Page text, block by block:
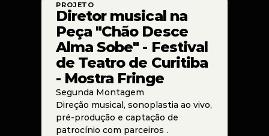
PROJETO
Diretor musical na
Peça "Chão Desce
Alma Sobe" - Festival
de Teatro de Curitiba
- Mostra Fringe
Segunda Montagem
Direção musical, sonoplastia ao vivo,
pré-produção e captação de
patrocínio com parceiros .